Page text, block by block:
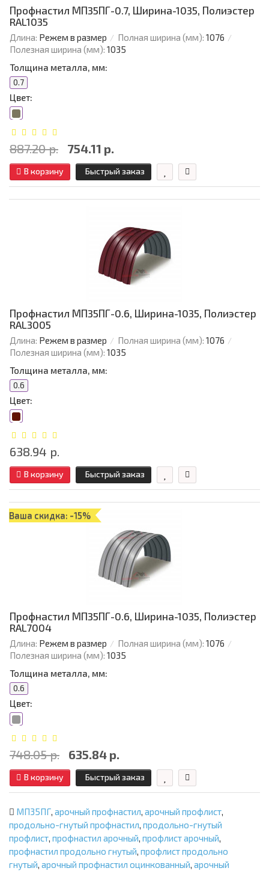
Профнастил МП35ПГ-0.7, Ширина-1035, Полиэстер
RAL1035
Длина: Режем в размер Полная ширина (мм): 1076
Полезная ширина (мм): 1035
Толщина металла, мм:
0.7
Цвет:
887.20 р. 754.11 р.
В корзину Быстрый заказ
Профнастил МП35ПГ-0.6, Ширина-1035, Полиэстер
RAL3005
Длина: Режем в размер Полная ширина (мм): 1076
Полезная ширина (мм): 1035
Толщина металла, мм:
0.6
Цвет:
638.94 р.
В корзину Быстрый заказ
Ваша скидка: -15%
Профнастил МП35ПГ-0.6, Ширина-1035, Полиэстер
RAL7004
Длина: Режем в размер Полная ширина (мм): 1076
Полезная ширина (мм): 1035
Толщина металла, мм:
0.6
Цвет:
748.05 р. 635.84 р.
В корзину Быстрый заказ
МП35ПГ, арочный профнастил, арочный профлист,
продольно-гнутый профнастил, продольно-гнутый
профлист, профнастил арочный, профлист арочный,
профнастил продольно гнутый, профлист продольно
гнутый, арочный профнастил оцинкованный, арочный